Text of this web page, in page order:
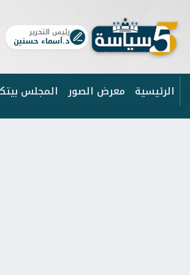
رئيس التحرير
د.أسماء حسنين
الرئيسية معرض الصور المجلس